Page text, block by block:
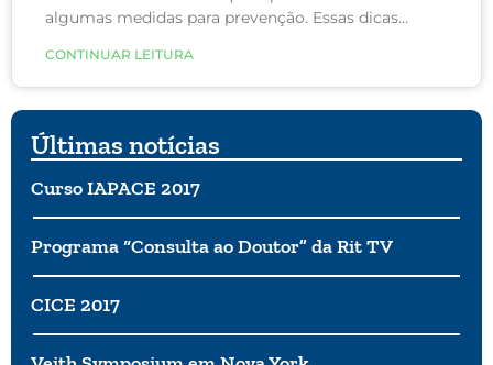
algumas medidas para prevenção. Essas dicas
em risco de desenvolver a doença de Alzheimer.
Quanto antes começar, melhor!
CONTINUAR LEITURA
Últimas notícias
Curso IAPACE 2017
Programa “Consulta ao Doutor” da Rit TV
CICE 2017